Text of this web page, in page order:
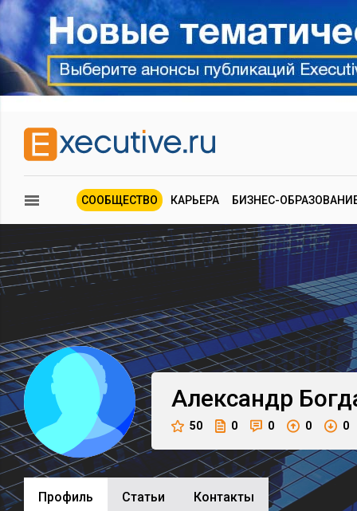
СООБЩЕСТВО КАРЬЕРА БИЗНЕС-
Александр
50 0 0 0 0
Профиль Cтатьи Контакты